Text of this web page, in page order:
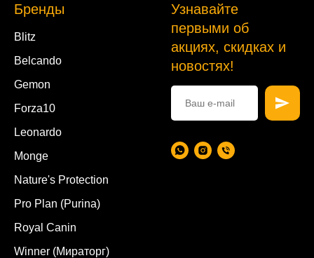
Бренды
Blitz
Belcando
Gemon
Forza10
Leonardo
Monge
Nature's Protection
Pro Plan (Purina)
Royal Canin
Winner (Мираторг)
Узнавайте
первыми об
акциях, скидках и
новостях!